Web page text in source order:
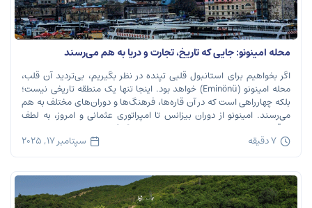
محله امینونو: جایی که تاریخ، تجارت و دریا به هم می‌رسند
اگر بخواهیم برای استانبول قلبی تپنده در نظر بگیریم، بی‌تردید آن قلب،
محله امینونو (Eminönü) خواهد بود. اینجا تنها یک منطقه تاریخی نیست؛
بلکه چهارراهی است که در آن قاره‌ها، فرهنگ‌ها و دوران‌های مختلف به هم
می‌رسند. امینونو از دوران بیزانس تا امپراتوری عثمانی و امروز، به لطف
موقعیت استراتژیک خود در دهانه خلیج شاخ […]
7 دقیقه سپتامبر 17, 2025